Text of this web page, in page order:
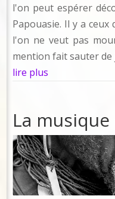
l'on peut espérer
Papouasie. Il y a
l'on ne veut pas
mention fait sauter de
lire plus
La